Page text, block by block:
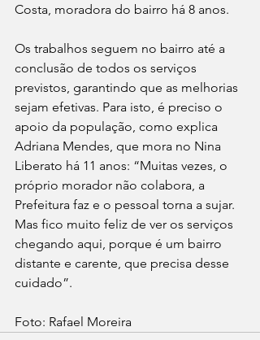
Costa, moradora do bairro há 8 anos.
Os trabalhos seguem no bairro até a
conclusão de todos os serviços
previstos, garantindo que as melhorias
sejam efetivas. Para isto, é preciso o
apoio da população, como explica
Adriana Mendes, que mora no Nina
Liberato há 11 anos: “Muitas vezes, o
próprio morador não colabora, a
Prefeitura faz e o pessoal torna a sujar.
Mas fico muito feliz de ver os serviços
chegando aqui, porque é um bairro
distante e carente, que precisa desse
cuidado”.
Foto: Rafael Moreira